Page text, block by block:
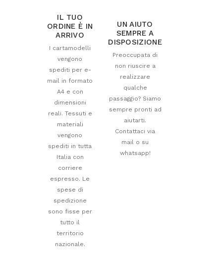
IL TUO
ORDINE È IN
ARRIVO
I cartamodelli
vengono
spediti per e-
mail in formato
A4 e con
dimensioni
reali. Tessuti e
materiali
vengono
spediti in tutta
Italia con
corriere
espresso. Le
spese di
spedizione
sono fisse per
tutto il
territorio
nazionale.
UN AIUTO
SEMPRE A
DISPOSIZIONE
Preoccupata di
non riuscire a
realizzare
qualche
passaggio? Siamo
sempre pronti ad
aiutarti.
Contattaci via
mail o su
whatsapp!